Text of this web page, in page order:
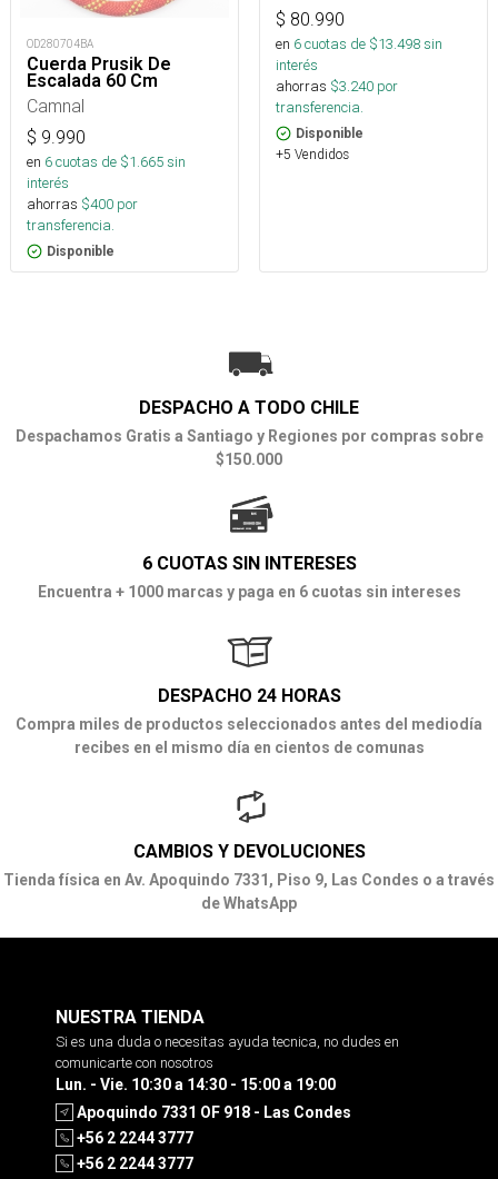
OD280704BA
Cuerda Prusik De
Escalada 60 Cm
Camnal
$ 9.990
en 6cuotas de $1.665sin
interés
ahorras $400 por
transferencia.
Disponible
$ 80.990
en 6cuotas de $13.498sin
interés
ahorras $3.240 por
transferencia.
Disponible
+5 Vendidos
DESPACHO A TODO CHILE
Despachamos Gratis a Santiago y Regiones por compras sobre
$150.000
6 CUOTAS SIN INTERESES
Encuentra + 1000 marcas y paga en 6 cuotas sin intereses
DESPACHO 24 HORAS
Compra miles de productos seleccionados antes del mediodía
recibes en el mismo día en cientos de comunas
CAMBIOS Y DEVOLUCIONES
Tienda física en Av. Apoquindo 7331, Piso 9, Las Condes o a través
de WhatsApp
NUESTRA TIENDA
Si es una duda o necesitas ayuda tecnica, no dudes en
comunicarte con nosotros
Lun. - Vie. 10:30 a 14:30 - 15:00 a 19:00
Apoquindo 7331 OF 918 - Las Condes
+56 2 2244 3777
+56 2 2244 3777